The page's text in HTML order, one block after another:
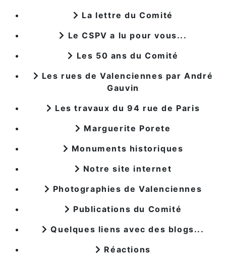
La lettre du Comité
Le CSPV a lu pour vous...
Les 50 ans du Comité
Les rues de Valenciennes par André
Gauvin
Les travaux du 94 rue de Paris
Marguerite Porete
Monuments historiques
Notre site internet
Photographies de Valenciennes
Publications du Comité
Quelques liens avec des blogs...
Réactions